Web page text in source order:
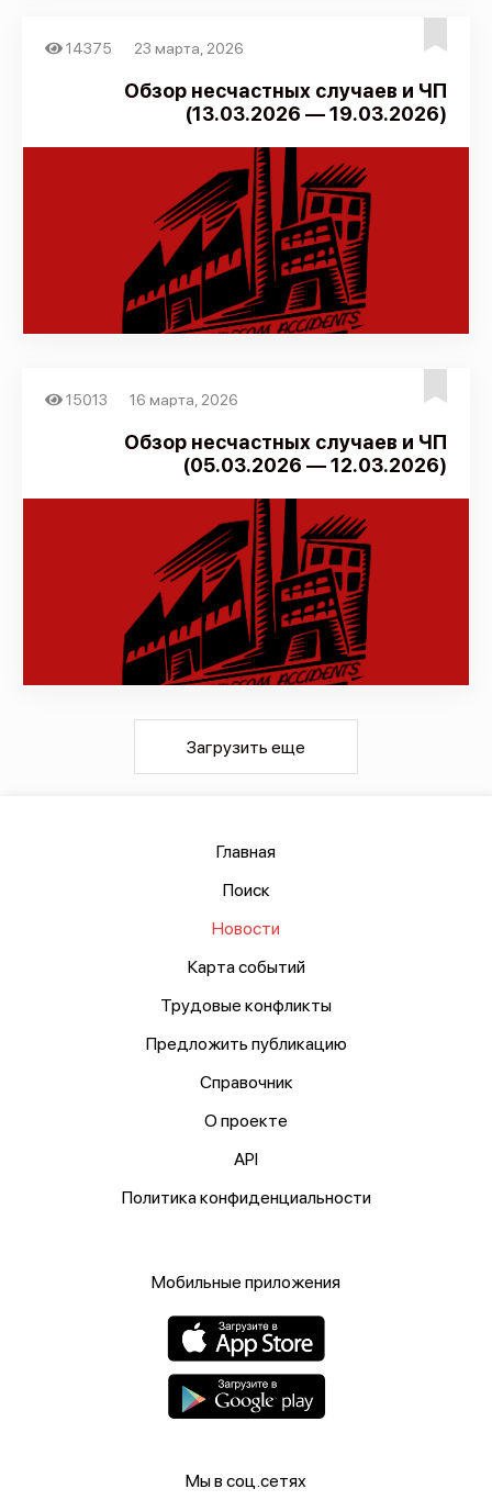
14375 23 марта, 2026
Обзор несчастных случаев и ЧП
(13.03.2026 — 19.03.2026)
15013 16 марта, 2026
Обзор несчастных случаев и ЧП
(05.03.2026 — 12.03.2026)
9 марта, 2026
(20.02.2026 — 26.02.2026)